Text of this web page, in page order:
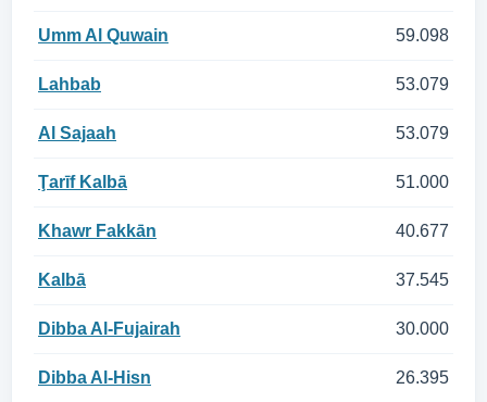
Umm Al Quwain 59.098
Lahbab 53.079
Al Sajaah 53.079
Ţarīf Kalbā 51.000
Khawr Fakkān 40.677
Kalbā 37.545
Dibba Al-Fujairah 30.000
Dibba Al-Hisn 26.395